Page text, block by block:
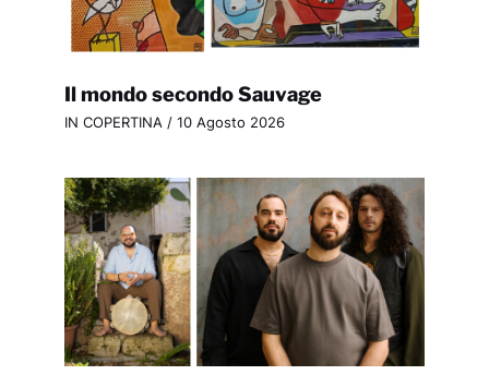
Il mondo secondo Sauvage
IN COPERTINA/ 10 Agosto 2026